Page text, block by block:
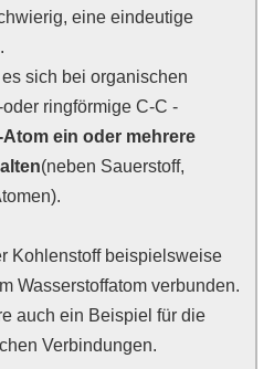
eine eindeutige
sich bei organischen
ringförmige C-C -
Atom ein oder mehrere
(neben Sauerstoff,
Kohlenstoff beispielsweise
Wasserstoffatom verbunden.
auch ein Beispiel für die
Verbindungen.